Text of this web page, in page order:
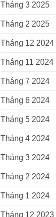
Tháng 3 2025
Tháng 2 2025
Tháng 12 2024
Tháng 11 2024
Tháng 7 2024
Tháng 6 2024
Tháng 5 2024
Tháng 4 2024
Tháng 3 2024
Tháng 2 2024
Tháng 1 2024
Tháng 12 2023